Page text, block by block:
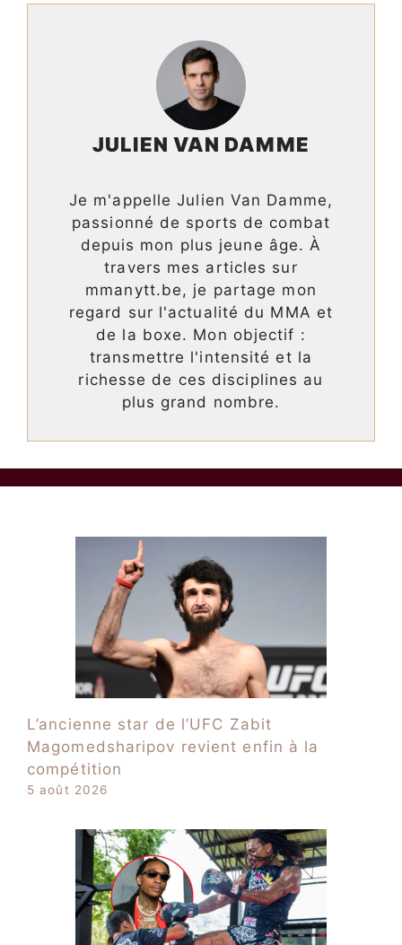
JULIEN VAN DAMME
Je m'appelle Julien Van Damme,
passionné de sports de combat
depuis mon plus jeune âge. À
travers mes articles sur
mmanytt.be, je partage mon
regard sur l'actualité du MMA et
de la boxe. Mon objectif :
transmettre l'intensité et la
richesse de ces disciplines au
plus grand nombre.
L’ancienne star de l’UFC Zabit
Magomedsharipov revient enfin à la
compétition
5 août 2026